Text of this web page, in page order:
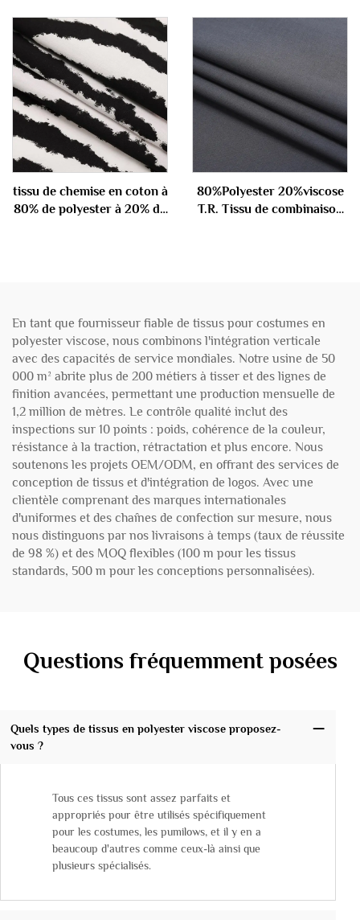
tissu de chemise en coton à
80% de polyester à 20% de
80%Polyester 20%viscose
T.R. Tissu de combinaison
En tant que fournisseur fiable de tissus pour costumes en
polyester viscose, nous combinons l'intégration verticale
avec des capacités de service mondiales. Notre usine de 50
000 m² abrite plus de 200 métiers à tisser et des lignes de
finition avancées, permettant une production mensuelle de
1,2 million de mètres. Le contrôle qualité inclut des
inspections sur 10 points : poids, cohérence de la couleur,
résistance à la traction, rétractation et plus encore. Nous
soutenons les projets OEM/ODM, en offrant des services de
conception de tissus et d'intégration de logos. Avec une
clientèle comprenant des marques internationales
d'uniformes et des chaînes de confection sur mesure, nous
nous distinguons par nos livraisons à temps (taux de réussite
de 98 %) et des MOQ flexibles (100 m pour les tissus
standards, 500 m pour les conceptions personnalisées).
Questions fréquemment posées
Quels types de tissus en polyester viscose proposez-
vous ?
Tous ces tissus sont assez parfaits et
appropriés pour être utilisés spécifiquement
pour les costumes, les pumilows, et il y en a
beaucoup d'autres comme ceux-là ainsi que
plusieurs spécialisés.